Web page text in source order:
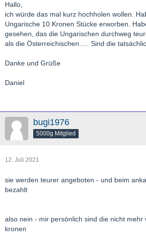
Hallo,
ich würde das mal kurz hochholen wollen.
Ungarische 10 Kronen Stücke erworben.
gesehen, das die Ungarischen durchweg
als die Österreichischen..... Sind die
Danke und Grüße
Daniel
bugi1976
5000g Mitglied
12. Juli 2021
sie werden teurer angeboten - und beim
bezahlt
also nein - mir persönlich sind die nicht mehr
kronen